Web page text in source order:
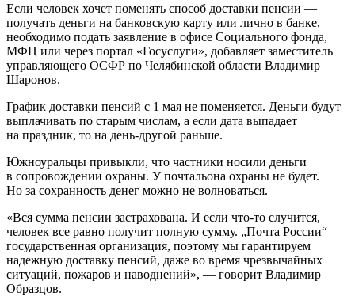
Если человек хочет поменять способ доставки пенсии —
получать деньги на банковскую карту или лично в банке,
необходимо подать заявление в офисе Социального фонда,
МФЦ или через портал «Госуслуги», добавляет заместитель
управляющего ОСФР по Челябинской области Владимир
Шаронов.
График доставки пенсий с 1 мая не поменяется. Деньги будут
выплачивать по старым числам, а если дата выпадает
на праздник, то на день-другой раньше.
Южноуральцы привыкли, что частники носили деньги
в сопровождении охраны. У почтальона охраны не будет.
Но за сохранность денег можно не волноваться.
«Вся сумма пенсии застрахована. И если что-то случится,
человек все равно получит полную сумму. „Почта России“ —
государственная организация, поэтому мы гарантируем
надежную доставку пенсий, даже во время чрезвычайных
ситуаций, пожаров и наводнений», — говорит Владимир
Образцов.